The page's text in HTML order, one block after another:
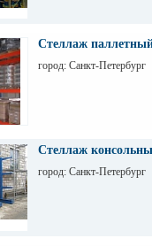
Стеллаж паллетный
город: Санкт-Петербург
Стеллаж
город: Санкт-Петербург